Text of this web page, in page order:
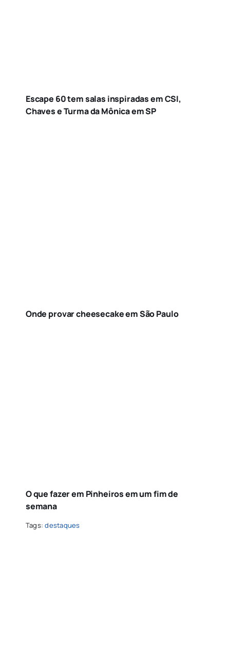
Escape 60 tem salas inspiradas em CSI,
Chaves e Turma da Mônica em SP
Onde provar cheesecake em São Paulo
O que fazer em Pinheiros em um fim de
semana
Tags:destaques